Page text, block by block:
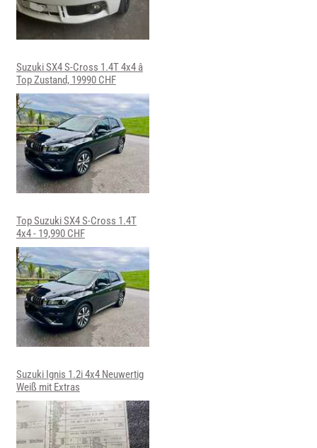
Suzuki SX4 S-Cross 1.4T 4x4 â
Top Zustand, 19990 CHF
Top Suzuki SX4 S-Cross 1.4T
4x4 - 19,990 CHF
Suzuki Ignis 1.2i 4x4 Neuwertig
Weiß mit Extras